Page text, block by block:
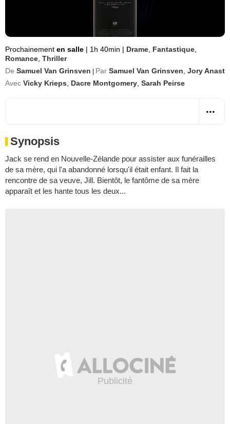
Prochainement en salle | 1h 40min | Drame Fantastique
Romance Thriller
De Samuel Van Grinsven Par Samuel Van Grinsven Jory Anast
Avec Vicky Krieps Dacre Montgomery Sarah Peirse
Synopsis
Jack se rend en Nouvelle-Zélande pour assister aux funérailles
de sa mère, qui l'a abandonné lorsqu'il était enfant. Il fait la
rencontre de sa veuve, Jill. Bientôt, le fantôme de sa mère
apparaît et les hante tous les deux...